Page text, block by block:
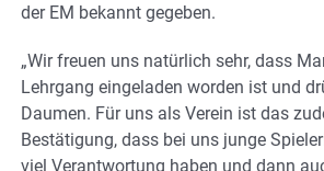
der EM bekannt gegeben.
„Wir freuen uns natürlich sehr, dass
Lehrgang eingeladen worden ist und
Daumen. Für uns als Verein ist das
Bestätigung, dass bei uns junge
viel Verantwortung haben und dann